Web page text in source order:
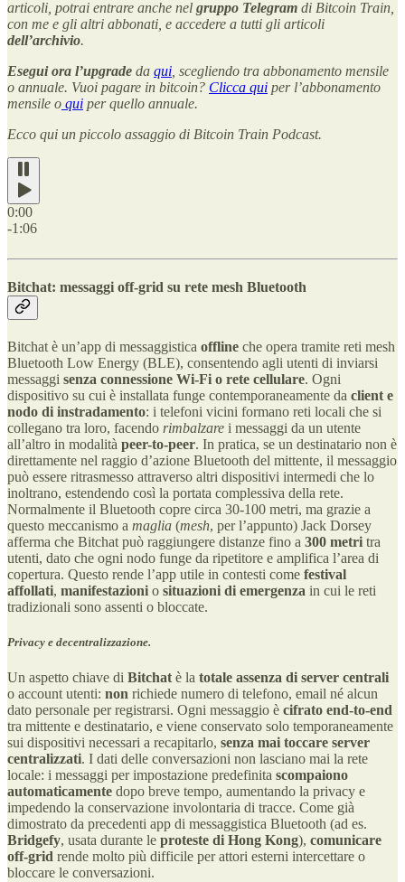
articoli, potrai entrare anche nel gruppo Telegram di Bitcoin Train,
con me e gli altri abbonati, e accedere a tutti gli articoli
dell’archivio.
Esegui ora l’upgrade da qui , scegliendo tra abbonamento mensile
o annuale. Vuoi pagare in bitcoin? Clicca qui per l’abbonamento
mensile o qui per quello annuale.
Ecco qui un piccolo assaggio di Bitcoin Train Podcast.
0:00
-1:06
Bitchat: messaggi off-grid su rete mesh Bluetooth
Bitchat è un’app di messaggistica offline che opera tramite reti mesh
Bluetooth Low Energy (BLE), consentendo agli utenti di inviarsi
messaggi senza connessione Wi-Fi o rete cellulare. Ogni
dispositivo su cui è installata funge contemporaneamente da client e
nodo di instradamento: i telefoni vicini formano reti locali che si
collegano tra loro, facendo rimbalzare i messaggi da un utente
all’altro in modalità peer-to-peer. In pratica, se un destinatario non è
direttamente nel raggio d’azione Bluetooth del mittente, il messaggio
può essere ritrasmesso attraverso altri dispositivi intermedi che lo
inoltrano, estendendo così la portata complessiva della rete.
Normalmente il Bluetooth copre circa 30-100 metri, ma grazie a
questo meccanismo a maglia (mesh, per l’appunto) Jack Dorsey
afferma che Bitchat può raggiungere distanze fino a 300 metri tra
utenti, dato che ogni nodo funge da ripetitore e amplifica l’area di
copertura. Questo rende l’app utile in contesti come festival
affollati, manifestazioni o situazioni di emergenza in cui le reti
tradizionali sono assenti o bloccate.
Privacy e decentralizzazione.
Un aspetto chiave di Bitchatè la totale assenza di server centrali
o account utenti: non richiede numero di telefono, email né alcun
dato personale per registrarsi. Ogni messaggio è cifrato end-to-end
tra mittente e destinatario, e viene conservato solo temporaneamente
sui dispositivi necessari a recapitarlo, senza mai toccare server
centralizzati. I dati delle conversazioni non lasciano mai la rete
locale: i messaggi per impostazione predefinita scompaiono
automaticamente dopo breve tempo, aumentando la privacy e
impedendo la conservazione involontaria di tracce. Come già
dimostrato da precedenti app di messaggistica Bluetooth (ad es.
Bridgefy, usata durante le proteste di Hong Kong), comunicare
off-grid rende molto più difficile per attori esterni intercettare o
bloccare le conversazioni.